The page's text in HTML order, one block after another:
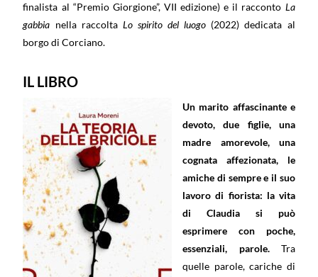
finalista al “Premio Giorgione”, VII edizione) e il racconto La
gabbia nella raccolta Lo spirito del luogo (2022) dedicata al
borgo di Corciano.
IL LIBRO
Un marito affascinante e
devoto, due figlie, una
madre amorevole, una
cognata affezionata, le
amiche di sempre e il suo
lavoro di fiorista: la vita
di Claudia si può
esprimere con poche,
essenziali, parole.Tra
quelle parole, cariche di